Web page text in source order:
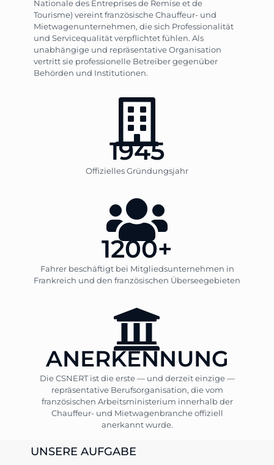
Nationale des Entreprises de Remise et de
Tourisme) vereint französische Chauffeur- und
Mietwagenunternehmen, die sich Professionalität
und Servicequalität verpflichtet fühlen. Als
unabhängige und repräsentative Organisation
vertritt sie professionelle Betreiber gegenüber
Behörden und Institutionen.
1945
Offizielles Gründungsjahr
1200+
Fahrer beschäftigt bei Mitgliedsunternehmen in
Frankreich und den französischen Überseegebieten
ANERKENNUNG
Die CSNERT ist die erste — und derzeit einzige —
repräsentative Berufsorganisation, die vom
französischen Arbeitsministerium innerhalb der
Chauffeur- und Mietwagenbranche offiziell
anerkannt wurde.
UNSERE AUFGABE